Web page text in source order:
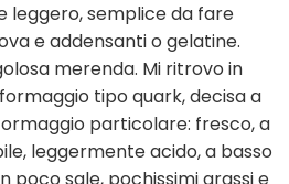
leggero, semplice da fare
e addensanti o gelatine.
merenda. Mi ritrovo in
tipo quark, decisa a
particolare: fresco, a
leggermente acido, a basso